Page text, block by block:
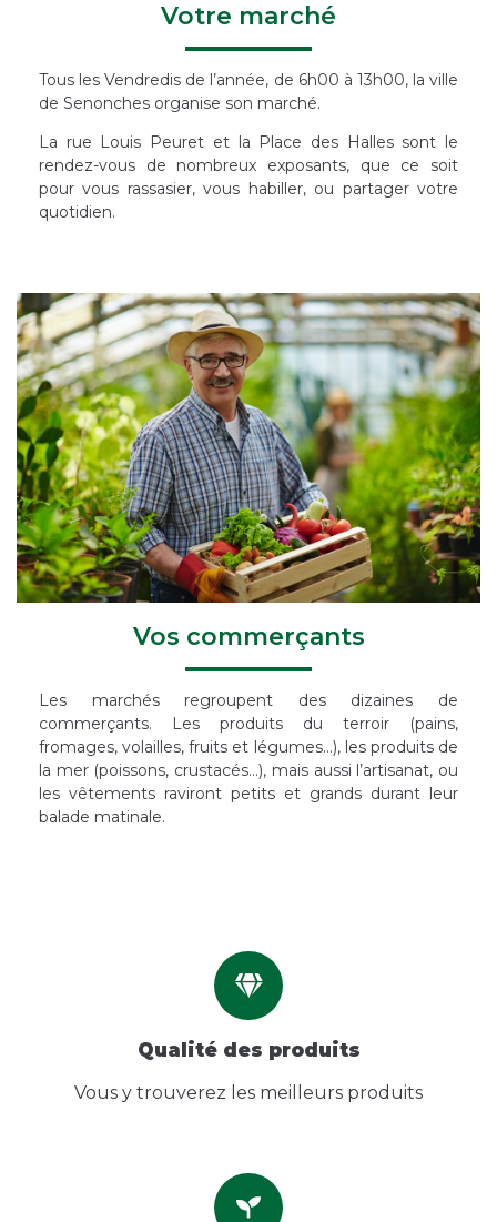
Votre marché
Tous les Vendredis de l’année, de 6h00 à 13h00, la ville
de Senonches organise son marché.
La rue Louis Peuret et la Place des Halles sont le
rendez-vous de nombreux exposants, que ce soit
pour vous rassasier, vous habiller, ou partager votre
quotidien.
Vos commerçants
Les marchés regroupent des dizaines de
commerçants. Les produits du terroir (pains,
fromages, volailles, fruits et légumes…), les produits de
la mer (poissons, crustacés…), mais aussi l’artisanat, ou
les vêtements raviront petits et grands durant leur
balade matinale.
Qualité des produits
Vous y trouverez les meilleurs produits